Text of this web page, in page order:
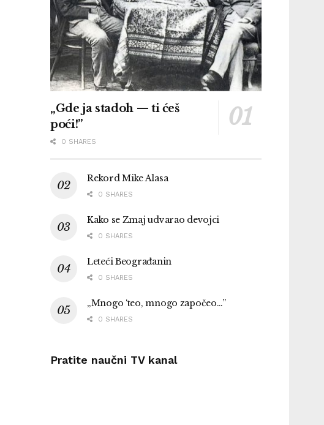
„Gde ja stadoh — ti ćeš
poći!”
0 SHARES
Rekord Mike Alasa
0 SHARES
Kako se Zmaj udvarao devojci
0 SHARES
Leteći Beograđanin
0 SHARES
„Mnogo ‘teo, mnogo započeo…”
0 SHARES
Pratite naučni TV kanal